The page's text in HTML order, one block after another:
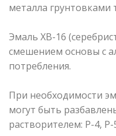
металла грунтовками
Эмаль ХВ-16
смешением основы с
потребления.
При необходимости
могут быть
растворителем: Р-4, Р-